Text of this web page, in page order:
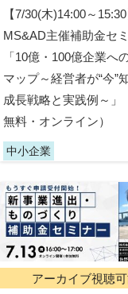
【7/30(木)14:00～15:30
MS&AD主催補助金セ
「10億・100億企業へ
マップ～経営者が“今”
成長戦略と実践例～」
無料・オンライン）
中小企業
アーカイブ視聴